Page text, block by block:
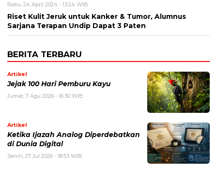
Rabu, 24 April 2024 - 13:24 WIB
Riset Kulit Jeruk untuk Kanker & Tumor, Alumnus
Sarjana Terapan Undip Dapat 3 Paten
BERITA TERBARU
Artikel
Jejak 100 Hari Pemburu Kayu
Jumat, 7 Agu 2026 - 16:30 WIB
Artikel
Ketika Ijazah Analog Diperdebatkan
di Dunia Digital
Senin, 27 Jul 2026 - 18:53 WIB